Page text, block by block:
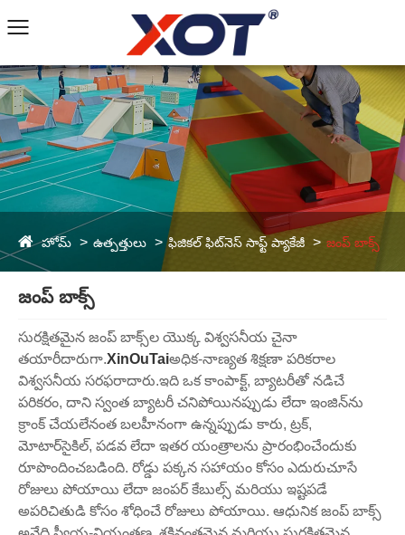
హోమ్ ఉత్పత్తులు ఫిజికల్ ఫిట్‌నెస్ సాఫ్ట్ ప్యాకేజీ జంప్ బాక్స్
జంప్ బాక్స్
సురక్షితమైన జంప్ బాక్స్‌ల యొక్క విశ్వసనీయ చైనా
తయారీదారుగా.XinOuTaiఅధిక-నాణ్యత శిక్షణా పరికరాల
విశ్వసనీయ సరఫరాదారు.ఇది ఒక కాంపాక్ట్, బ్యాటరీతో నడిచే
పరికరం, దాని స్వంత బ్యాటరీ చనిపోయినప్పుడు లేదా ఇంజిన్‌ను
క్రాంక్ చేయలేనంత బలహీనంగా ఉన్నప్పుడు కారు, ట్రక్,
మోటార్‌సైకిల్, పడవ లేదా ఇతర యంత్రాలను ప్రారంభించేందుకు
రూపొందించబడింది. రోడ్డు పక్కన సహాయం కోసం ఎదురుచూసే
రోజులు పోయాయి లేదా జంపర్ కేబుల్స్ మరియు ఇష్టపడే
అపరిచితుడి కోసం శోధించే రోజులు పోయాయి. ఆధునిక జంప్ బాక్స్